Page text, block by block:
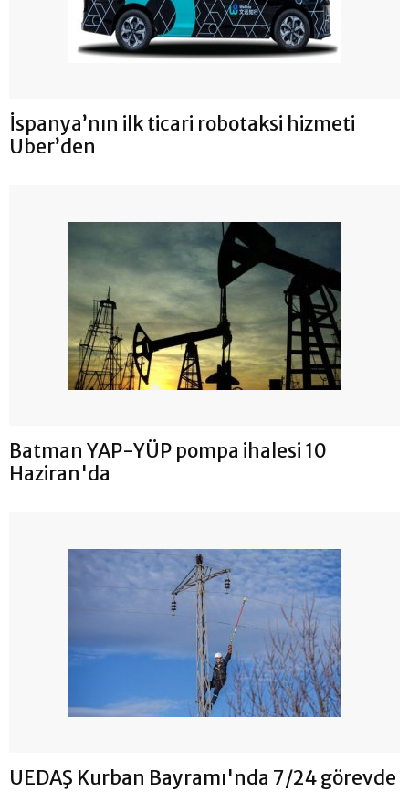
İspanya’nın ilk ticari robotaksi hizmeti
Uber’den
Batman YAP-YÜP pompa ihalesi 10
Haziran'da
UEDAŞ Kurban Bayramı'nda 7/24 görevde